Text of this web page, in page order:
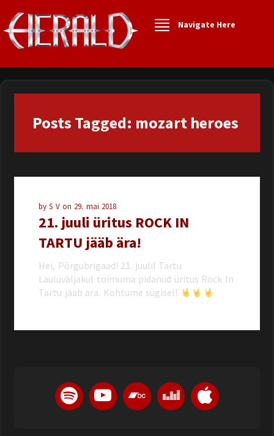
Navigate Here
Posts Tagged: mozart heroes
byS V on 29. mai 2018
21. juuli üritus ROCK IN
TARTU jääb ära!
Hei, Põrgubrigaad! 21. juulil Tartu
Lauluväljakul toimuma pidanud üritus Rock In
Tartu jääb ära. Kohtume sügisel!